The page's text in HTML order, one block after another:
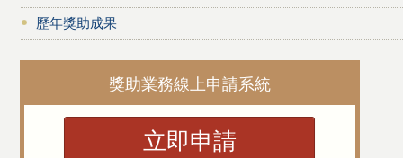
歷年獎助成果
獎助業務線上申請系統
立即申請